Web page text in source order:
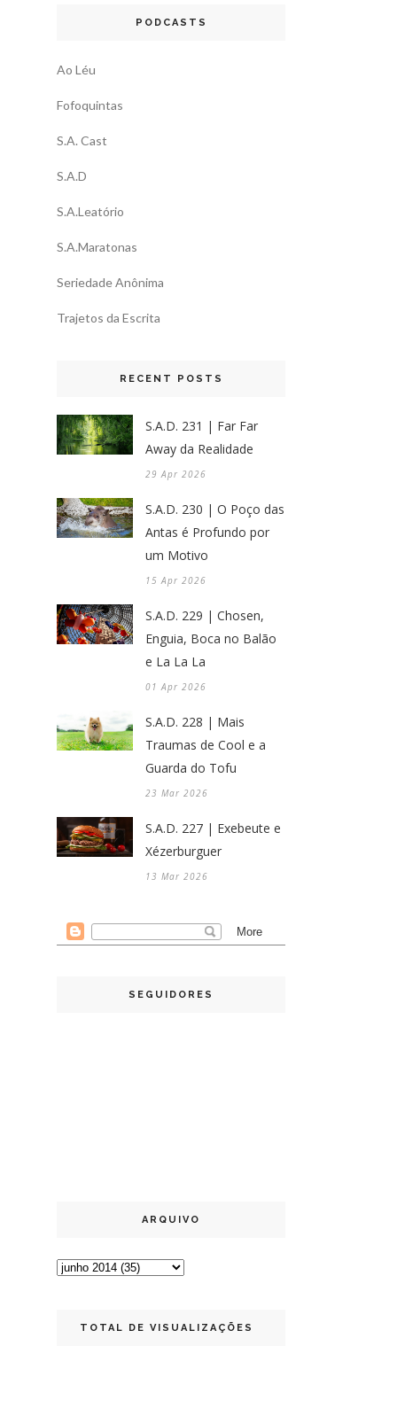
PODCASTS
Ao Léu
Fofoquintas
S.A. Cast
S.A.D
S.A.Leatório
S.A.Maratonas
Seriedade Anônima
Trajetos da Escrita
RECENT POSTS
S.A.D. 231 | Far Far
Away da Realidade
29 Apr 2026
S.A.D. 230 | O Poço das
Antas é Profundo por
um Motivo
15 Apr 2026
S.A.D. 229 | Chosen,
Enguia, Boca no Balão
e La La La
01 Apr 2026
S.A.D. 228 | Mais
Traumas de Cool e a
Guarda do Tofu
23 Mar 2026
S.A.D. 227 | Exebeute e
Xézerburguer
13 Mar 2026
SEGUIDORES
ARQUIVO
TOTAL DE VISUALIZAÇÕES